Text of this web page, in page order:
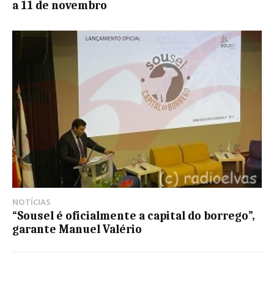
a 11 de novembro
NOTÍCIAS
“Sousel é oficialmente a capital do borrego”,
garante Manuel Valério